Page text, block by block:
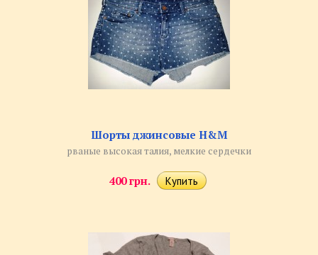
Шорты джинсовые H&M
рваные высокая талия, мелкие сердечки
400 грн.